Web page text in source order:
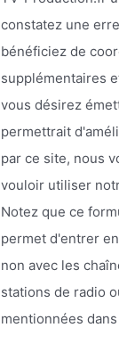
constatez une
bénéficiez de
supplémentaires
vous désirez
permettrait
par ce site, nous
vouloir utiliser
Notez que ce
permet d'entrer
non avec les
stations de radio
mentionnées